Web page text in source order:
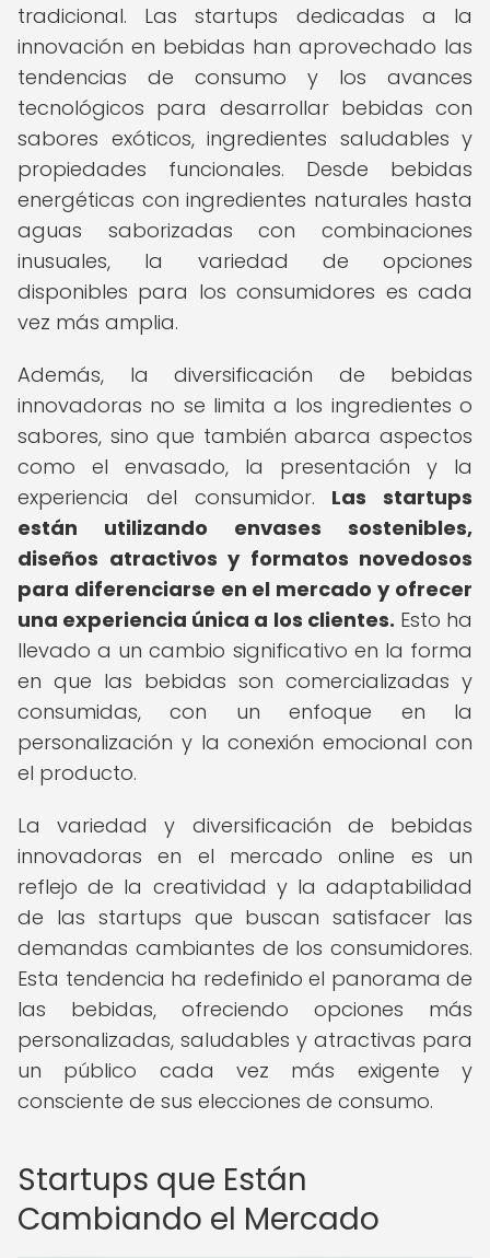
tradicional. Las startups dedicadas a la
innovación en bebidas han aprovechado las
tendencias de consumo y los avances
tecnológicos para desarrollar bebidas con
sabores exóticos, ingredientes saludables y
propiedades funcionales. Desde bebidas
energéticas con ingredientes naturales hasta
aguas saborizadas con combinaciones
inusuales, la variedad de opciones
disponibles para los consumidores es cada
vez más amplia.
Además, la diversificación de bebidas
innovadoras no se limita a los ingredientes o
sabores, sino que también abarca aspectos
como el envasado, la presentación y la
experiencia del consumidor. Las startups
están utilizando envases sostenibles,
diseños atractivos y formatos novedosos
para diferenciarse en el mercado y ofrecer
una experiencia única a los clientes. Esto ha
llevado a un cambio significativo en la forma
en que las bebidas son comercializadas y
consumidas, con un enfoque en la
personalización y la conexión emocional con
el producto.
La variedad y diversificación de bebidas
innovadoras en el mercado online es un
reflejo de la creatividad y la adaptabilidad
de las startups que buscan satisfacer las
demandas cambiantes de los consumidores.
Esta tendencia ha redefinido el panorama de
las bebidas, ofreciendo opciones más
personalizadas, saludables y atractivas para
un público cada vez más exigente y
consciente de sus elecciones de consumo.
Startups que Están
Cambiando el Mercado